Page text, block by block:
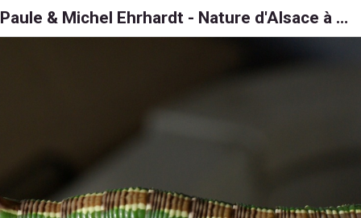
Paule & Michel Ehrhardt - Nature d'Alsace à 6, 8 et 1000 pattes